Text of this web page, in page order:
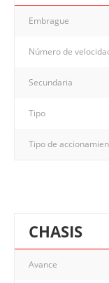
Embrague
Número de
Secundaria
Tipo
Tipo de
CHASIS
Avance